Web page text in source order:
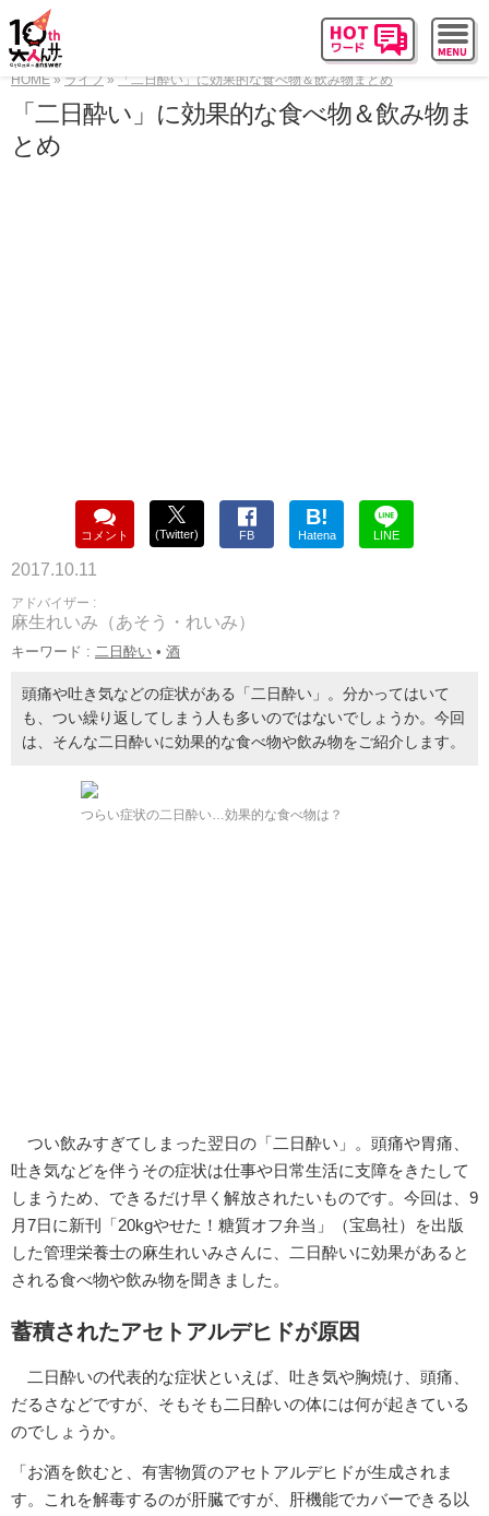
HOME ライフ 「二日酔い」に効果的な食べ物＆飲み物まとめ
「二日酔い」に効果的な食べ物＆飲み物ま
とめ
コメント (Twitter) FB
B!
Hatena LINE
2017.10.11
アドバイザー :
麻生れいみ（あそう・れいみ）
キーワード : 二日酔い • 酒
頭痛や吐き気などの症状がある「二日酔い」。分かってはいて
も、つい繰り返してしまう人も多いのではないでしょうか。今回
は、そんな二日酔いに効果的な食べ物や飲み物をご紹介します。
つらい症状の二日酔い…効果的な食べ物は？
つい飲みすぎてしまった翌日の「二日酔い」。頭痛や胃痛、
吐き気などを伴うその症状は仕事や日常生活に支障をきたして
しまうため、できるだけ早く解放されたいものです。今回は、9
月7日に新刊「20kgやせた！糖質オフ弁当」（宝島社）を出版
した管理栄養士の麻生れいみさんに、二日酔いに効果があると
される食べ物や飲み物を聞きました。
蓄積されたアセトアルデヒドが原因
二日酔いの代表的な症状といえば、吐き気や胸焼け、頭痛、
だるさなどですが、そもそも二日酔いの体には何が起きている
のでしょうか。
「お酒を飲むと、有害物質のアセトアルデヒドが生成されま
す。これを解毒するのが肝臓ですが、肝機能でカバーできる以